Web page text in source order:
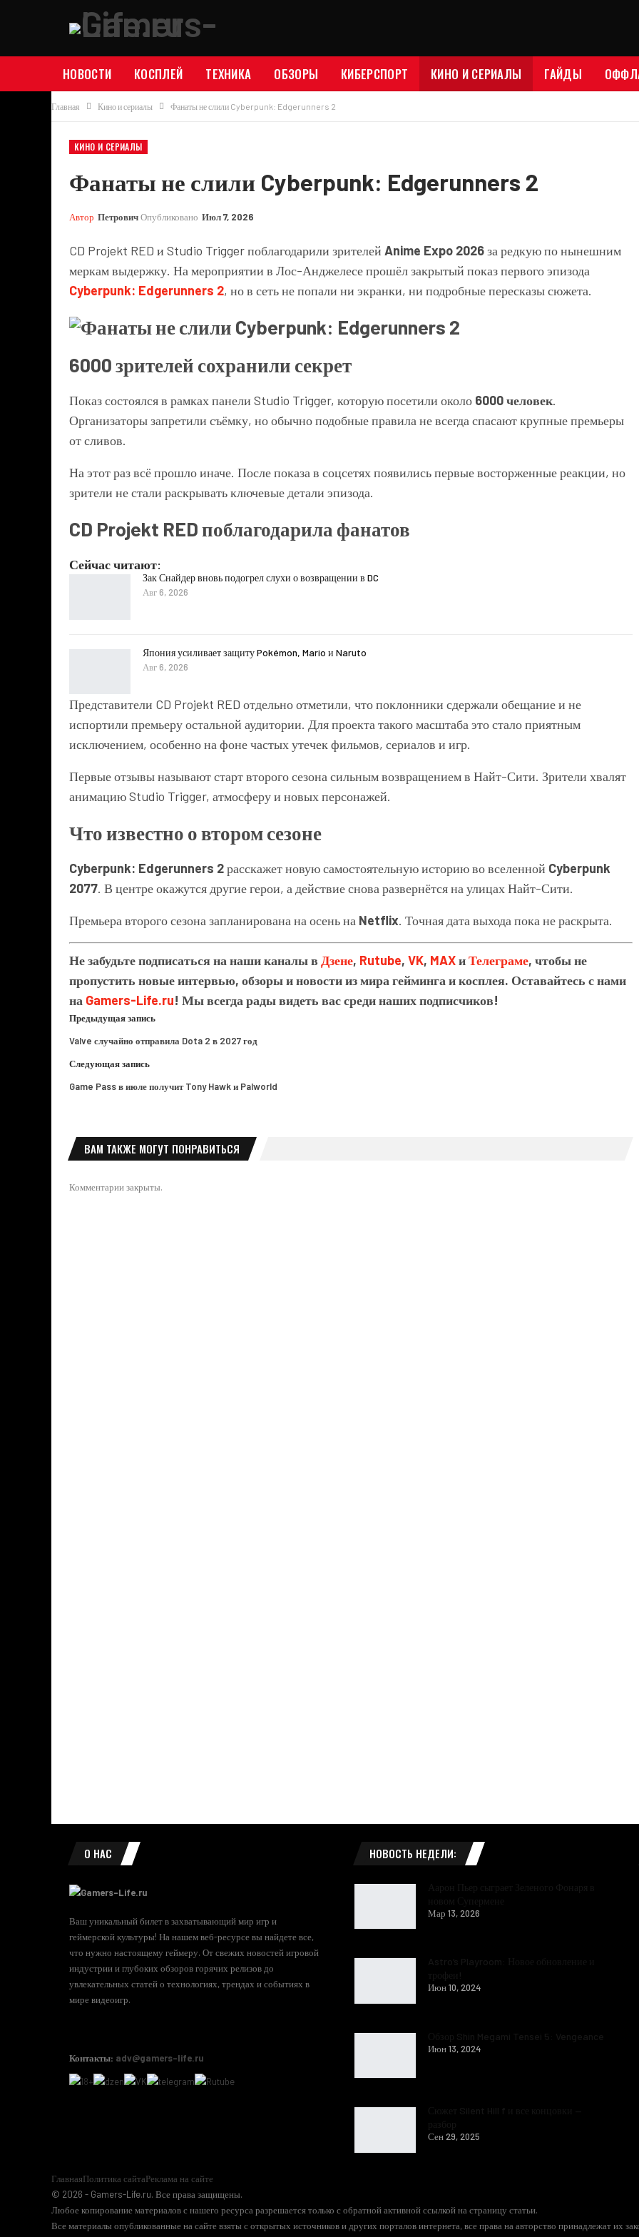
НОВОСТИ КОСПЛЕЙ ТЕХНИКА ОБЗОРЫ КИБЕРСПОРТ КИНО И СЕРИАЛЫ ГАЙДЫ
Главная Кино и сериалы Фанаты не слили Cyberpunk: Edgerunners 2
КИНО И СЕРИАЛЫ
Фанаты не слили Cyberpunk: Edgerunners 2
Автор ПетровичОпубликовано Июл 7, 2026
CD Projekt RED и Studio Trigger поблагодарили зрителей Anime Expo 2026 за редкую по нынешним
меркам выдержку. На мероприятии в Лос-Анджелесе прошёл закрытый показ первого эпизода
Cyberpunk: Edgerunners 2, но в сеть не попали ни экранки, ни подробные пересказы сюжета.
6000 зрителей сохранили секрет
Показ состоялся в рамках панели Studio Trigger, которую посетили около 6000 человек.
Организаторы запретили съёмку, но обычно подобные правила не всегда спасают крупные премьеры
от сливов.
На этот раз всё прошло иначе. После показа в соцсетях появились первые восторженные реакции, но
зрители не стали раскрывать ключевые детали эпизода.
CD Projekt RED поблагодарила фанатов
Сейчас читают:
Зак Снайдер вновь подогрел слухи о возвращении в DC
Авг 6, 2026
Япония усиливает защиту Pokémon, Mario и Naruto
Авг 6, 2026
Представители CD Projekt RED отдельно отметили, что поклонники сдержали обещание и не
испортили премьеру остальной аудитории. Для проекта такого масштаба это стало приятным
исключением, особенно на фоне частых утечек фильмов, сериалов и игр.
Первые отзывы называют старт второго сезона сильным возвращением в Найт-Сити. Зрители хвалят
анимацию Studio Trigger, атмосферу и новых персонажей.
Что известно о втором сезоне
Cyberpunk: Edgerunners 2расскажет новую самостоятельную историю во вселенной Cyberpunk
2077. В центре окажутся другие герои, а действие снова развернётся на улицах Найт-Сити.
Премьера второго сезона запланирована на осень на Netflix. Точная дата выхода пока не раскрыта.
Не забудьте подписаться на наши каналы в Дзене, Rutube, VK, MAXиТелеграме, чтобы не
пропустить новые интервью, обзоры и новости из мира гейминга и косплея. Оставайтесь с нами
на Gamers-Life.ru! Мы всегда рады видеть вас среди наших подписчиков!
Предыдущая запись
Valve случайно отправила Dota 2 в 2027 год
Следующая запись
Game Pass в июле получит Tony Hawk и Palworld
ВАМ ТАКЖЕ МОГУТ ПОНРАВИТЬСЯ
Комментарии закрыты.
О НАС
Ваш уникальный билет в захватывающий мир игр и
геймерской культуры! На нашем веб-ресурсе вы найдете все,
что нужно настоящему геймеру. От свежих новостей игровой
индустрии и глубоких обзоров горячих релизов до
увлекательных статей о технологиях, трендах и событиях в
мире видеоигр.
Контакты: adv@gamers-life.ru
НОВОСТЬ НЕДЕЛИ:
Мар 13, 2026
Июн 10, 2024
Июн 13, 2024
Сен 29, 2025
ГлавнаяПолитика сайтаРеклама на сайте
© 2026 - Gamers-Life.ru. Все права защищены.
Любое копирование материалов с нашего ресурса разрешается только с обратной активной ссылкой на страницу статьи.
Все материалы опубликованные на сайте взяты с открытых источников и других порталов интернета, все права на авторство принадлежат их